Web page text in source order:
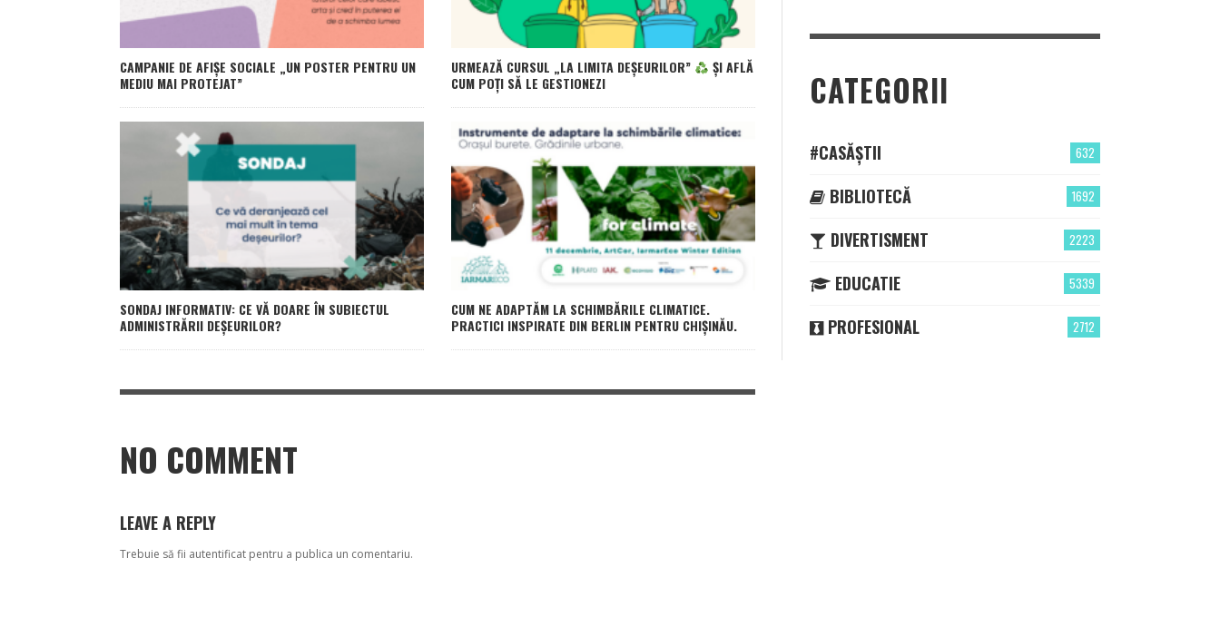
CAMPANIE DE AFIȘE SOCIALE „UN POSTER PENTRU UN
MEDIU MAI PROTEJAT”
URMEAZĂ CURSUL „LA LIMITA DEȘEURILOR”
ȘI AFLĂ
CUM POȚI SĂ LE GESTIONEZI
SONDAJ INFORMATIV: CE VĂ DOARE ÎN SUBIECTUL
ADMINISTRĂRII DEȘEURILOR?
CUM NE ADAPTĂM LA SCHIMBĂRILE CLIMATICE.
PRACTICI INSPIRATE DIN BERLIN PENTRU CHIȘINĂU.
NO COMMENT
LEAVE A REPLY
Trebuie să fii autentificat pentru a publica un comentariu.
CATEGORII
632
#CASĂȘTII
1692
BIBLIOTECĂ
2223
DIVERTISMENT
5339
EDUCATIE
2712
PROFESIONAL